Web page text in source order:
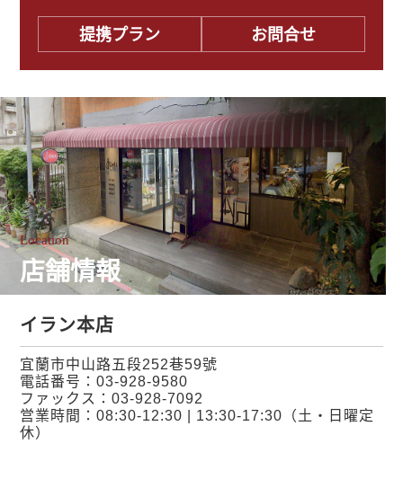
お問合せ
提携プラン
Location
店舗情報
イラン本店
宜蘭市中山路五段252巷59號
電話番号：03-928-9580
ファックス：03-928-7092
営業時間：08:30-12:30 | 13:30-17:30（土・日曜定
休）